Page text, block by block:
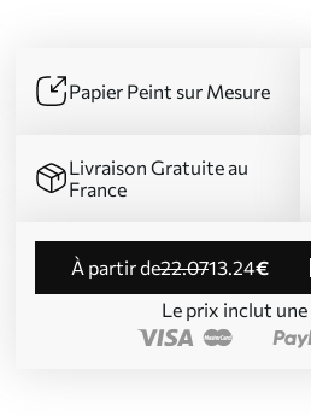
Papier Peint sur Mesure
Livraison Gratuite au
France
à partir de22.0713.24€
Le prix inclut une